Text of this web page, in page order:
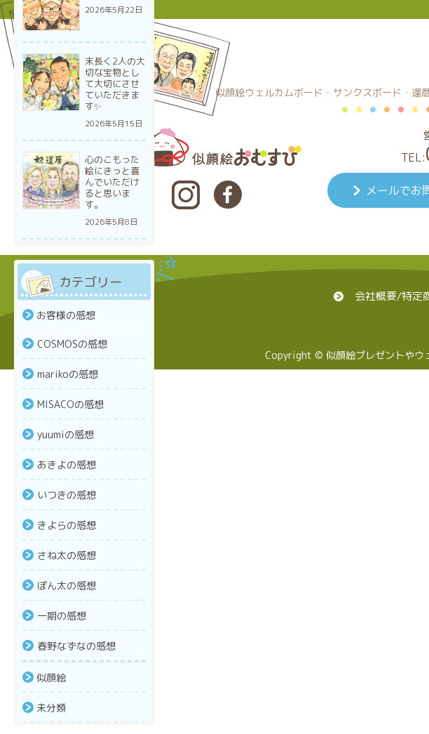
2026年5月22日
末長く2人の大
切な宝物とし
て大切にさせ
ていただきま
す✨
2026年5月15日
心のこもった
絵にきっと喜
んでいただけ
ると思いま
す。
2026年5月8日
カテゴリー
お客様の感想
COSMOSの感想
marikoの感想
MISACOの感想
yuumiの感想
あきよの感想
いつきの感想
きよらの感想
さね太の感想
ぽん太の感想
一期の感想
春野なずなの感想
似顔絵
未分類
似顔絵ウェルカムボード・サンクスボード・還
TEL:
メールでお
会社概要/特定
Copyright © 似顔絵プレゼントやウ